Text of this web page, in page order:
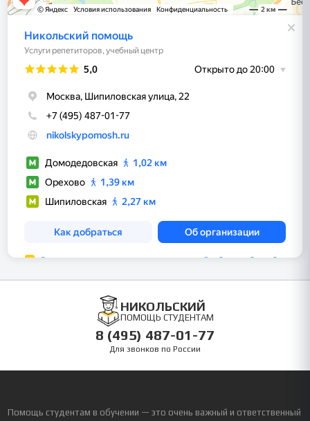
НИКОЛЬСКИЙ
ПОМОЩЬ СТУДЕНТАМ
8 (495) 487-01-77
Для звонков по России
Помощь студентам в обучении — это очень важный и ответственный